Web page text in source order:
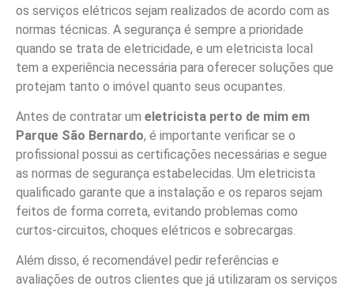
os serviços elétricos sejam realizados de acordo com as
normas técnicas. A segurança é sempre a prioridade
quando se trata de eletricidade, e um eletricista local
tem a experiência necessária para oferecer soluções que
protejam tanto o imóvel quanto seus ocupantes.
Antes de contratar um eletricista perto de mim em
Parque São Bernardo, é importante verificar se o
profissional possui as certificações necessárias e segue
as normas de segurança estabelecidas. Um eletricista
qualificado garante que a instalação e os reparos sejam
feitos de forma correta, evitando problemas como
curtos-circuitos, choques elétricos e sobrecargas.
Além disso, é recomendável pedir referências e
avaliações de outros clientes que já utilizaram os serviços